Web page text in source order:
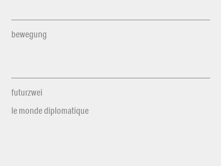
bewegung
futurzwei
le monde diplomatique